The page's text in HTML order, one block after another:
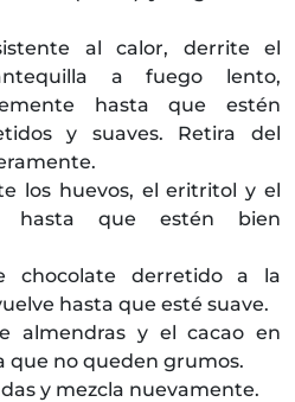
al calor, derrite el
a fuego lento,
hasta que estén
y suaves. Retira del
los huevos, el eritritol y el
hasta que estén bien
chocolate derretido a la
hasta que esté suave.
almendras y el cacao en
que no queden grumos.
y mezcla nuevamente.